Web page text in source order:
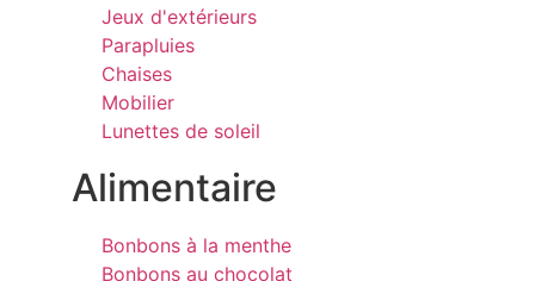
Jeux d'extérieurs
Parapluies
Chaises
Mobilier
Lunettes de soleil
Alimentaire
Bonbons à la menthe
Bonbons au chocolat